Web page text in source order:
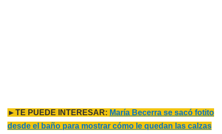
►TE PUEDE INTERESAR: María Becerra se sacó fotito
desde el baño para mostrar cómo le quedan las calzas